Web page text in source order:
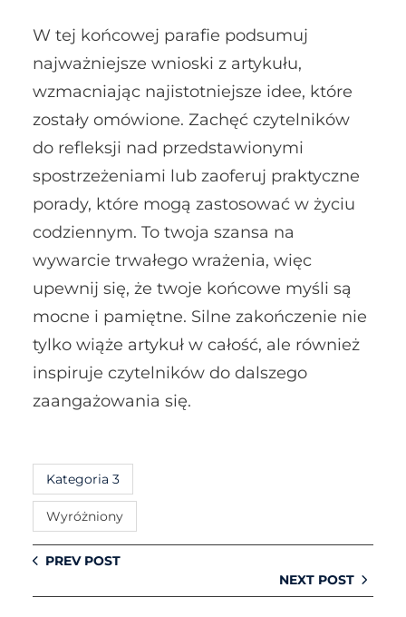
W tej końcowej parafie podsumuj
najważniejsze wnioski z artykułu,
wzmacniając najistotniejsze idee, które
zostały omówione. Zachęć czytelników
do refleksji nad przedstawionymi
spostrzeżeniami lub zaoferuj praktyczne
porady, które mogą zastosować w życiu
codziennym. To twoja szansa na
wywarcie trwałego wrażenia, więc
upewnij się, że twoje końcowe myśli są
mocne i pamiętne. Silne zakończenie nie
tylko wiąże artykuł w całość, ale również
inspiruje czytelników do dalszego
zaangażowania się.
Kategoria 3
Wyróżniony
PREV POST
NEXT POST